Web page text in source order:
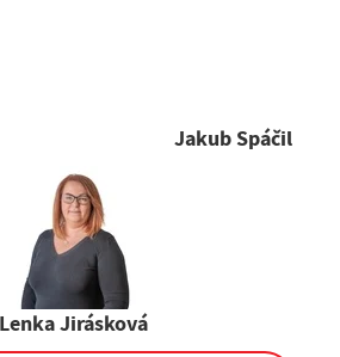
Jakub Spáčil
Lenka Jirásková